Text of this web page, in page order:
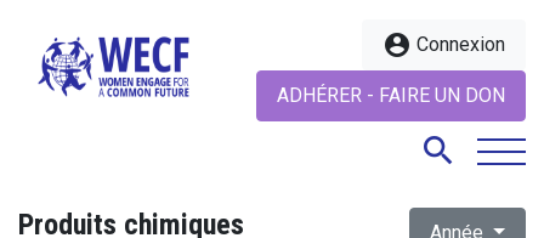
account_circle Connexion
ADHÉRER - FAIRE UN DON
search
Produits chimiques Année